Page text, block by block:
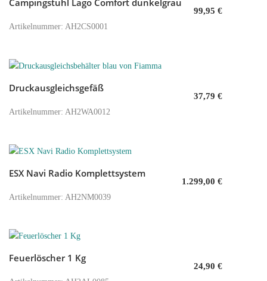
In den Warenkorb
99,95 €
Artikelnummer: AH2CS0001
In den Warenkorb
Druckausgleichsgefäß
37,79 €
Artikelnummer: AH2WA0012
In den Warenkorb
ESX Navi Radio Komplettsystem
1.299,00 €
Artikelnummer: AH2NM0039
Feuerlöscher 1 Kg
24,90 €